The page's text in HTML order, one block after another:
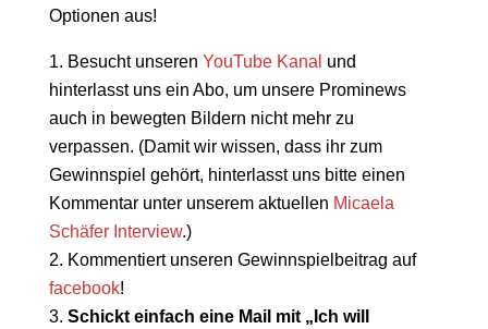
Optionen aus!
Besucht unseren YouTube Kanal und
hinterlasst uns ein Abo, um unsere Prominews
auch in bewegten Bildern nicht mehr zu
verpassen. (Damit wir wissen, dass ihr zum
Gewinnspiel gehört, hinterlasst uns bitte einen
Kommentar unter unserem aktuellen Micaela
Schäfer Interview.)
Kommentiert unseren Gewinnspielbeitrag auf
facebook!
Schickt einfach eine Mail mit „Ich will